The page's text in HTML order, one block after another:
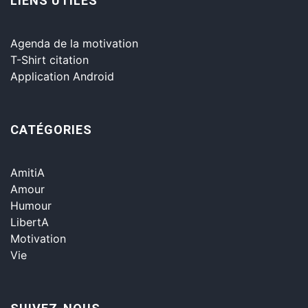
Agenda de la motivation
T-Shirt citation
Application Android
CATÉGORIES
AmitiA
Amour
Humour
LibertA
Motivation
Vie